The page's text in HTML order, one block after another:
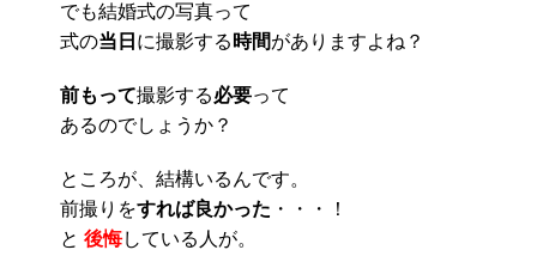
でも結婚式の写真って
式の当日 に撮影する 時間がありますよね？
前もって撮影する必要って
あるのでしょうか？
ところが、結構いるんです。
前撮りをすれば良かった ・・・！
と 後悔している人が。